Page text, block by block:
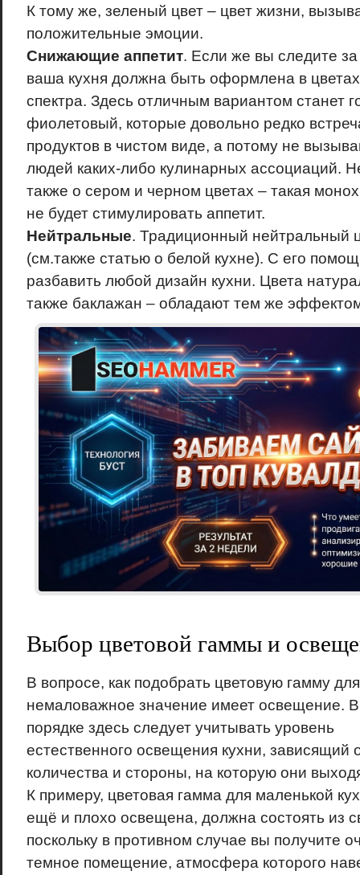
К тому же, зеленый цвет – цвет жизни,
положительные эмоции.
Снижающие аппетит. Если же вы следите
ваша кухня должна быть оформлена в
спектра. Здесь отличным вариантом станет
фиолетовый, которые довольно редко
продуктов в чистом виде, а потому не
людей каких-либо кулинарных ассоциаций.
также о сером и черном цветах – такая
не будет стимулировать аппетит.
Нейтральные. Традиционный нейтральный
(см.также статью о белой кухне). С его
разбавить любой дизайн кухни. Цвета
также баклажан – обладают тем же
Выбор цветовой гаммы и
В вопросе, как подобрать цветовую гамму
немаловажное значение имеет освещение.
порядке здесь следует учитывать уровень
естественного освещения кухни, зависящий
количества и стороны, на которую они
К примеру, цветовая гамма для маленькой
ещё и плохо освещена, должна состоять из
поскольку в противном случае вы получите
темное помещение, атмосфера которого